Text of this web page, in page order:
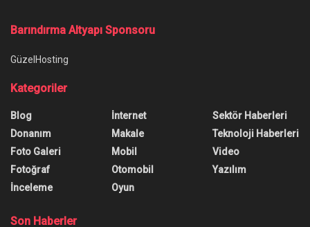
Instagram Edits’e Yeni Özellikler
Geldi
Meta, Edits uygulamasına maskeleme, ses
kontrolü ve Stranger Things fontu gibi yeni
özellikler ekledi.
Yazar: Muhammed Kayan